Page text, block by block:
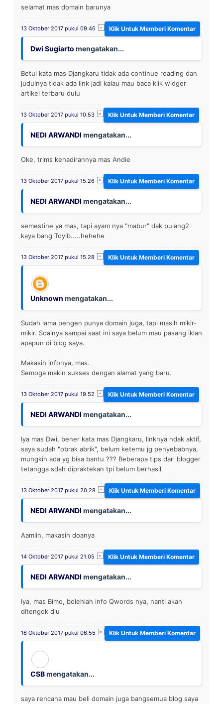
selamat mas domain barunya
13 Oktober 2017 pukul 09.46
Dwi Sugiarto mengatakan...
Betul kata mas Djangkaru tidak ada continue reading dan
judulnya tidak ada link jadi kalau mau baca klik widger
artikel terbaru dulu
13 Oktober 2017 pukul 10.53
NEDI ARWANDI mengatakan...
Oke, trims kehadirannya mas Andie
13 Oktober 2017 pukul 15.26
NEDI ARWANDI mengatakan...
semestine ya mas, tapi ayam nya "mabur" dak pulang2
kaya bang Toyib.....hehehe
13 Oktober 2017 pukul 15.28
Unknown mengatakan...
Sudah lama pengen punya domain juga, tapi masih mikir-
mikir. Soalnya sampai saat ini saya belum mau pasang iklan
apapun di blog saya.
Makasih infonya, mas.
Semoga makin sukses dengan alamat yang baru.
13 Oktober 2017 pukul 19.52
NEDI ARWANDI mengatakan...
Iya mas Dwi, bener kata mas Djangkaru, linknya ndak aktif,
saya sudah "obrak abrik", belum ketemu jg penyebabnya,
mungkin ada yg bisa bantu ??? Beberapa tips dari blogger
tetangga sdah dipraktekan tpi belum berhasil
13 Oktober 2017 pukul 20.28
NEDI ARWANDI mengatakan...
Aamiin, makasih doanya
14 Oktober 2017 pukul 21.05
NEDI ARWANDI mengatakan...
Iya, mas Bimo, bolehlah info Qwords nya, nanti akan
ditengok dlu
16 Oktober 2017 pukul 06.55
CSBmengatakan...
saya rencana mau beli domain juga bangsemua blog saya